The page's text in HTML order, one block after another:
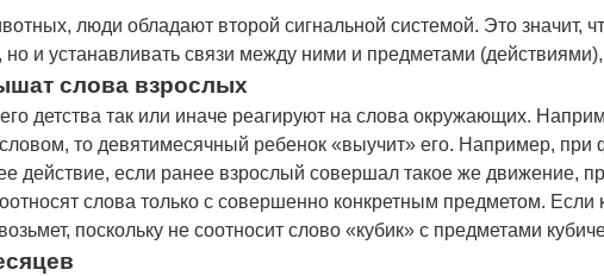
люди обладают второй сигнальной системой. Это значит,
но и устанавливать связи между ними и предметами
слова взрослых
детства так или иначе реагируют на слова окружающих.
то девятимесячный ребенок «выучит» его. Например, при
действие, если ранее взрослый совершал такое же движение,
слова только с совершенно конкретным предметом. Если
поскольку не соотносит слово «кубик» с предметами